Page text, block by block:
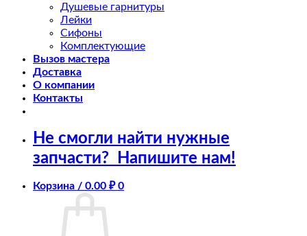
Душевые гарнитуры
Лейки
Сифоны
Комплектующие
Вызов мастера
Доставка
О компании
Контакты
Не смогли найти нужные
запчасти?
Напишите нам!
Корзина / 0.00 ₽ 0